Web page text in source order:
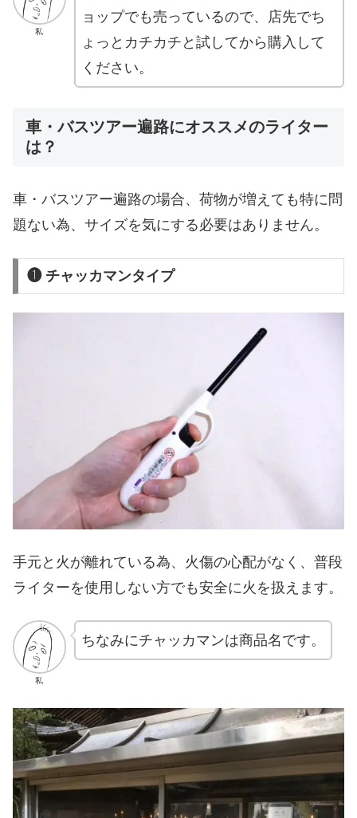
私
ョップでも売っているので、店先でち
ょっとカチカチと試してから購入して
ください。
車・バスツアー遍路にオススメのライター
は？
車・バスツアー遍路の場合、荷物が増えても特に問
題ない為、サイズを気にする必要はありません。
❶ チャッカマンタイプ
手元と火が離れている為、火傷の心配がなく、普段
ライターを使用しない方でも安全に火を扱えます。
私
ちなみにチャッカマンは商品名です。